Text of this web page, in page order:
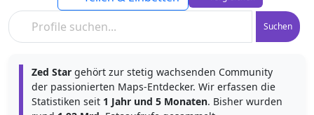
Suchen
Zed Star gehört zur stetig wachsenden Community
der passionierten Maps-Entdecker. Wir erfassen die
Statistiken seit 1 Jahr und 5 Monaten. Bisher wurden